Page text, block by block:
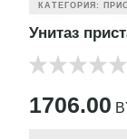
КАТЕГОРИЯ:
Унитаз
1706.00